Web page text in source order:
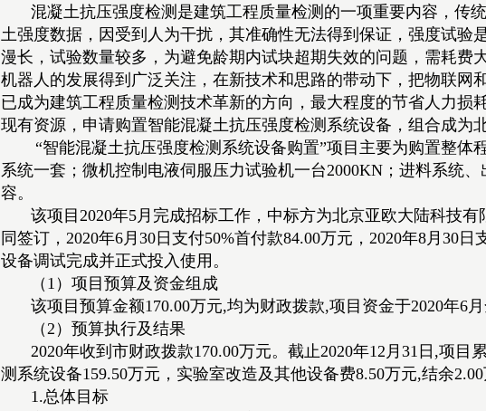
混凝土抗压强度检测是建筑工程质量检测的一项重要内容，传
土强度数据，因受到人为干扰，其准确性无法得到保证，强度试验
漫长，试验数量较多，为避免龄期内试块超期失效的问题，需耗费
机器人的发展得到广泛关注，在新技术和思路的带动下，把物联网
已成为建筑工程质量检测技术革新的方向，最大程度的节省人力损
现有资源，申请购置智能混凝土抗压强度检测系统设备，组合成为
“智能混凝土抗压强度检测系统设备购置”项目主要为购置整体
系统一套；微机控制电液伺服压力试验机一台2000KN；进料系统
容。
该项目2020年5月完成招标工作，中标方为北京亚欧大陆科技
同签订，2020年6月30日支付50%首付款84.00万元，2020年8月30
设备调试完成并正式投入使用。
（1）项目预算及资金组成
该项目预算金额170.00万元,均为财政拨款,项目资金于2020年6月
（2）预算执行及结果
2020年收到市财政拨款170.00万元。截止2020年12月31日,项
测系统设备159.50万元，实验室改造及其他设备费8.50万元,结余2.00
1.总体目标